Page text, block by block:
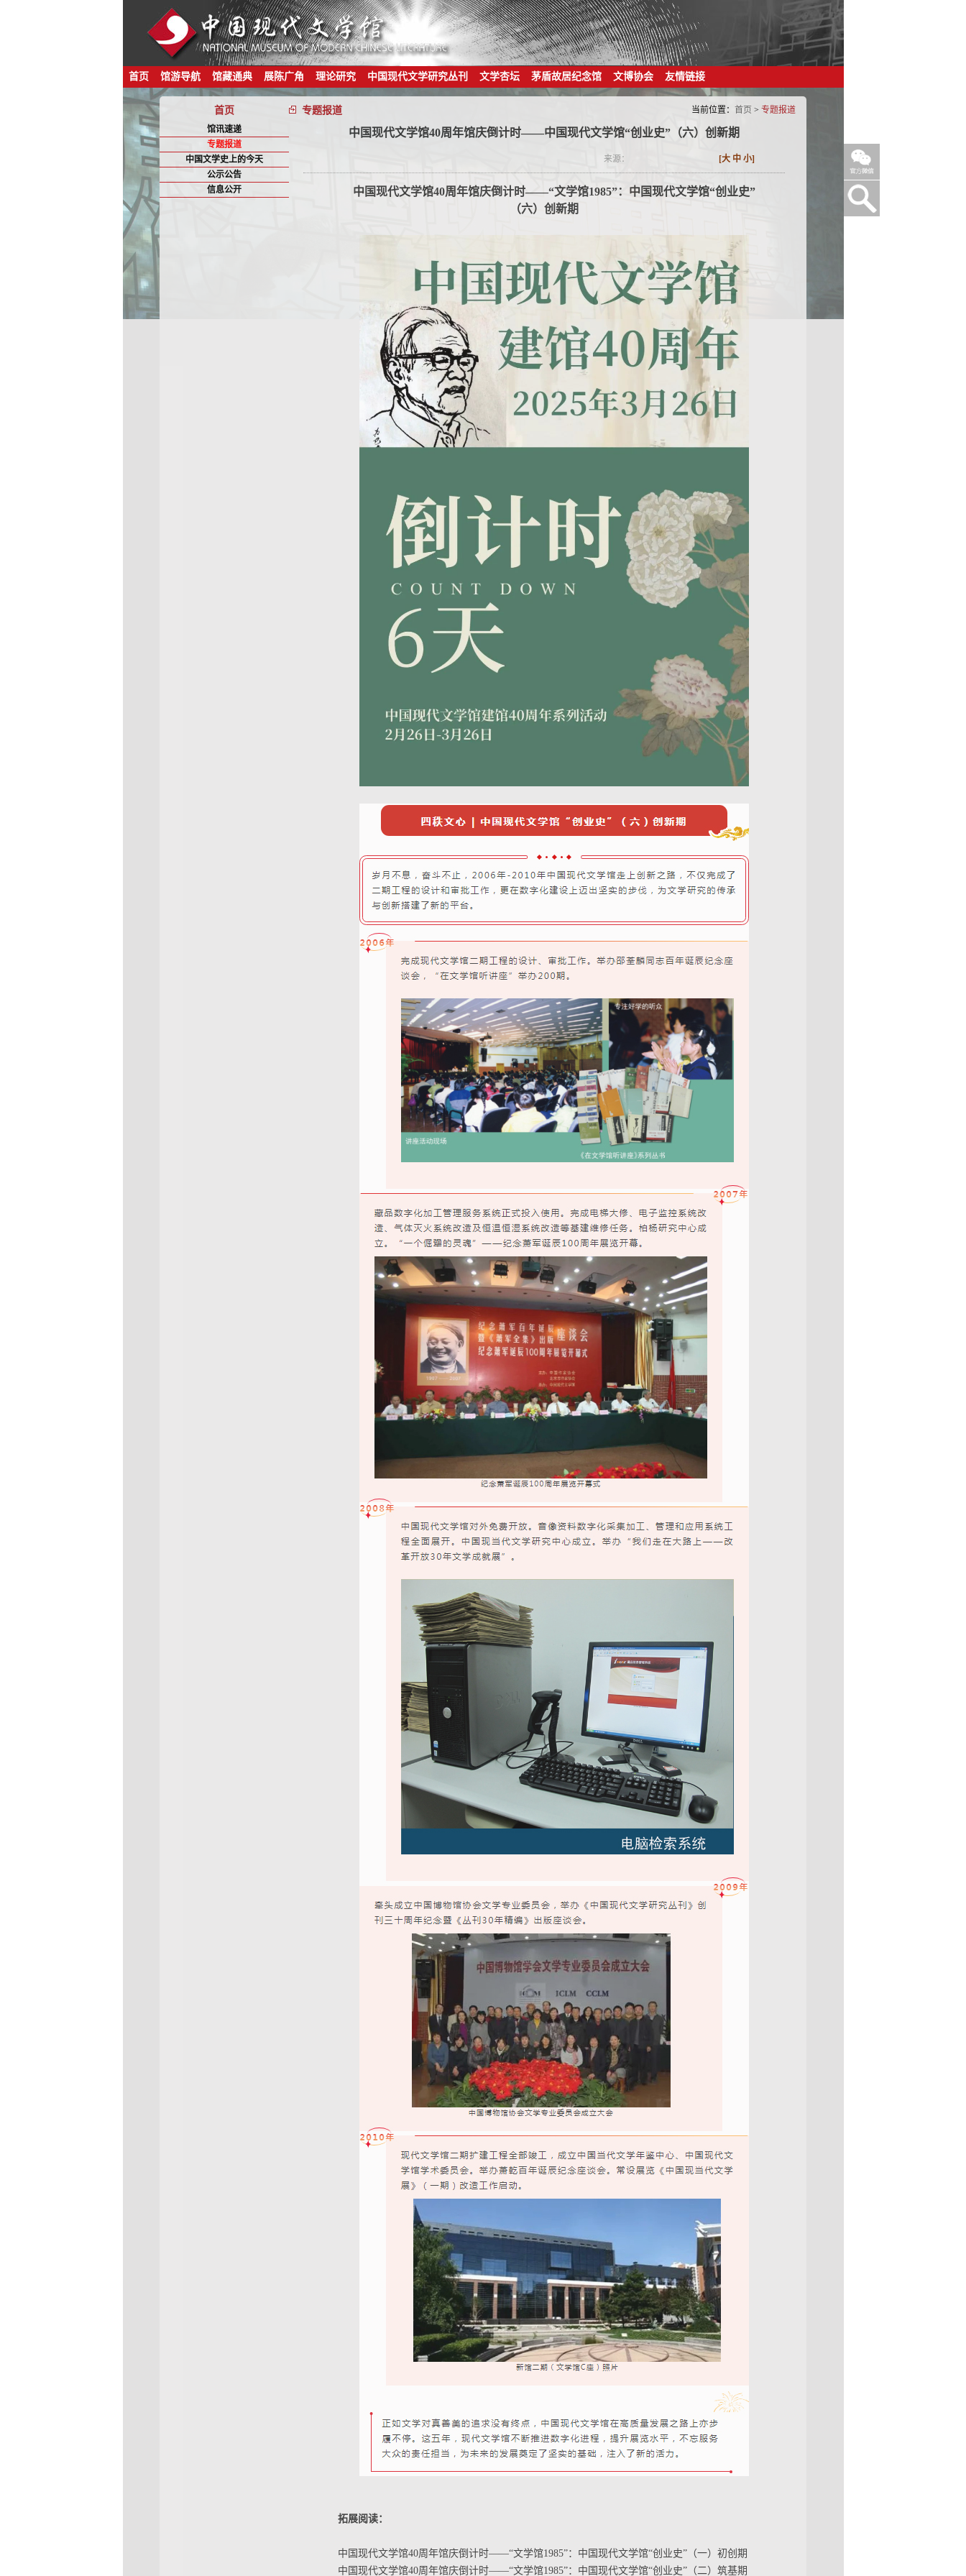
首页 馆游导航 馆藏通典 展陈广角 理论研究 中国现代文学研究丛刊 文学杏坛 茅盾故居纪念馆 文博协会 友情链接
首页 专题报道 当前位置： 首页 > 专题报道
馆讯速递
专题报道
中国文学史上的今天
公示公告
信息公开
中国现代文学馆40周年馆庆倒计时——中国现代文学馆“创业史”（六）创新期
来源： [大 中 小]
中国现代文学馆40周年馆庆倒计时——“文学馆1985”：中国现代文学馆“创业史”
（六）创新期
拓展阅读：
中国现代文学馆40周年馆庆倒计时——“文学馆1985”：中国现代文学馆“创业史”（一）初创期
中国现代文学馆40周年馆庆倒计时——“文学馆1985”：中国现代文学馆“创业史”（二）筑基期